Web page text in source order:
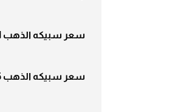
سعر سبيكه الذهب 1 جرام
سعر سبيكه الذهب 2.5 جرام